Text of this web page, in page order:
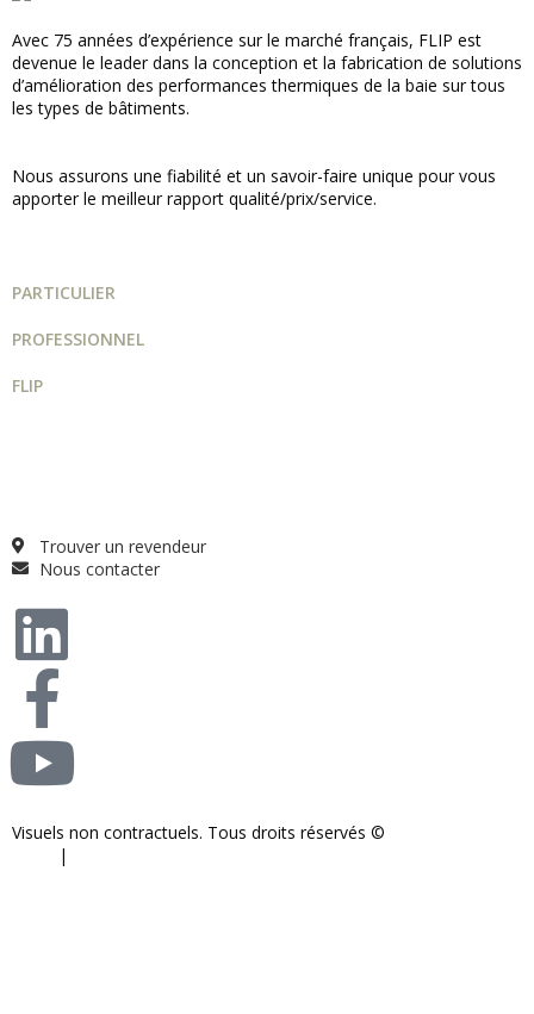
Avec 75 années d’expérience sur le marché français, FLIP est
devenue le leader dans la conception et la fabrication de solutions
d’amélioration des performances thermiques de la baie sur tous
les types de bâtiments.
Nous assurons une fiabilité et un savoir-faire unique pour vous
apporter le meilleur rapport qualité/prix/service.
PARTICULIER
PROFESSIONNEL
FLIP
Trouver un revendeur
Nous contacter
Visuels non contractuels. Tous droits réservés ©
|